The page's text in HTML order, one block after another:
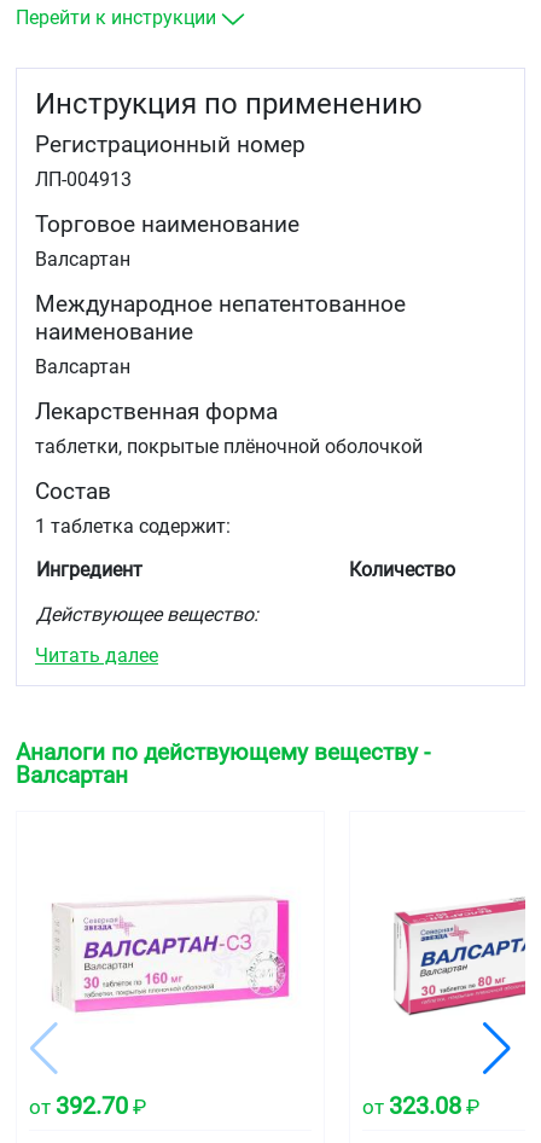
следующих фармакотерапевтических групп:
препаратов не является обязательным. Оценка
оценку функции почек.
Для повышения выживаемости пациентов после
осложнённого левожелудочковой
недостаточностью и/или систолической
дисфункцией ЛЖ, при наличии стабильных
Дети и подростки
Артериальная гипертензия у детей и подростков от
Перейти к инструкции
Инструкция по применению
Регистрационный номер
ЛП-004913
Торговое наименование
Валсартан
Международное непатентованное
наименование
Валсартан
Лекарственная форма
таблетки, покрытые плёночной оболочкой
Состав
1 таблетка содержит:
Ингредиент
Количество
Действующее вещество:
Валсартан
мг
таблетки (без оболочки) массой:
крахмал кукурузный 18,4 мг
18,4
мг
кросповидон 18,0 мг
17,1
магния стеарат
Читать далее
Аналоги по действующему веществу -
Валсартан
от 392.70 ₽ от 323.08 ₽